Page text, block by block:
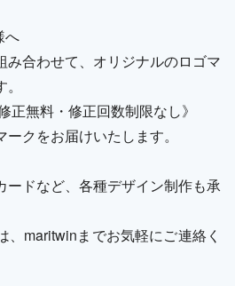
へ
み合わせて、オリジナルのロゴマ
正無料・修正回数制限なし》
クをお届けいたします。
ードなど、各種デザイン制作も承
、maritwinまでお気軽にご連絡く